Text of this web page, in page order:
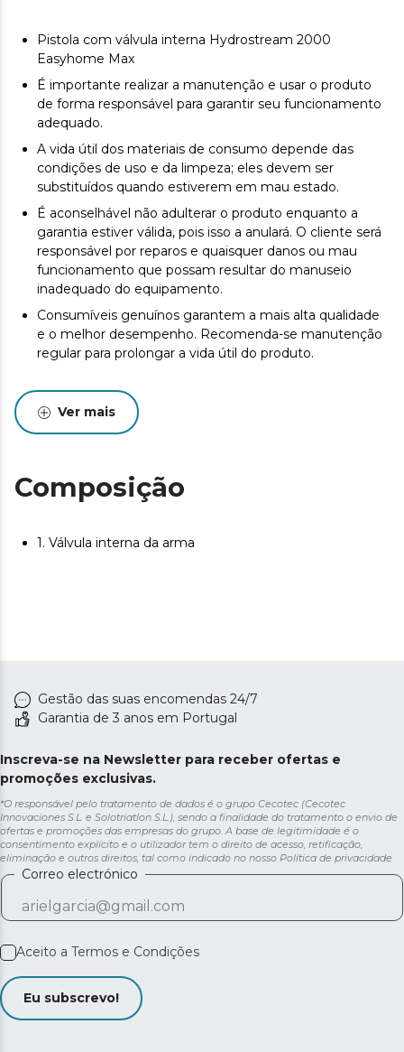
Pistola com válvula interna Hydrostream 2000
Easyhome Max
É importante realizar a manutenção e usar o produto
de forma responsável para garantir seu funcionamento
adequado.
A vida útil dos materiais de consumo depende das
condições de uso e da limpeza; eles devem ser
substituídos quando estiverem em mau estado.
É aconselhável não adulterar o produto enquanto a
garantia estiver válida, pois isso a anulará. O cliente será
responsável por reparos e quaisquer danos ou mau
funcionamento que possam resultar do manuseio
inadequado do equipamento.
Consumíveis genuínos garantem a mais alta qualidade
e o melhor desempenho. Recomenda-se manutenção
regular para prolongar a vida útil do produto.
Ver mais
Composição
1. Válvula interna da arma
Gestão das suas encomendas 24/7
Garantia de 3 anos em Portugal
Inscreva-se na Newsletter para receber ofertas e
promoções exclusivas.
*O responsável pelo tratamento de dados é o grupo Cecotec (Cecotec
Innovaciones S.L. e Solotriatlon S.L.), sendo a finalidade do tratamento o envio de
ofertas e promoções das empresas do grupo. A base de legitimidade é o
consentimento explícito e o utilizador tem o direito de acesso, retificação,
eliminação e outros direitos, tal como indicado no nosso Política de privacidade
Correo electrónico
Aceito a Termos e Condições
Eu subscrevo!